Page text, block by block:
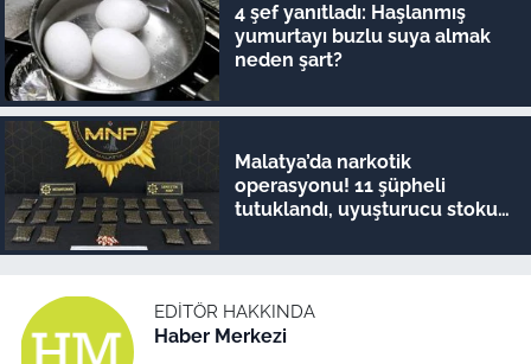
4 şef yanıtladı: Haşlanmış
yumurtayı buzlu suya almak
neden şart?
Malatya’da narkotik
operasyonu! 11 şüpheli
tutuklandı, uyuşturucu stoku
EDITÖR HAKKINDA
Haber Merkezi